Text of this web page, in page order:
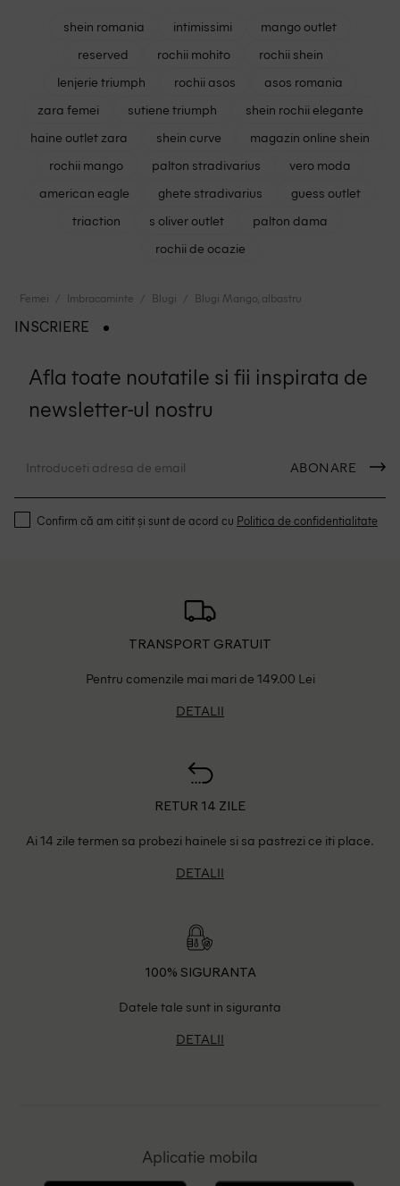
shein romania intimissimi
mango outlet
reserved
rochii mohito
rochii shein
lenjerie triumph
rochii asos
asos romania
zara femei
sutiene triumph
shein rochii elegante
haine outlet zara
shein curve
magazin online shein
rochii mango
palton stradivarius
vero moda
american eagle
ghete stradivarius
guess outlet
triaction
s oliver outlet
palton dama
rochii de ocazie
Femei Imbracaminte Blugi Blugi Mango, albastru
INSCRIERE
Afla toate noutatile si fii inspirata de
newsletter-ul nostru
ABONARE
Confirm că am citit și sunt de acord cu Politica de confidentialitate
TRANSPORT GRATUIT
Pentru comenzile mai mari de 149.00 Lei
DETALII
RETUR 14 ZILE
Ai 14 zile termen sa probezi hainele si sa pastrezi ce iti place.
DETALII
100% SIGURANTA
Datele tale sunt in siguranta
DETALII
Aplicatie mobila